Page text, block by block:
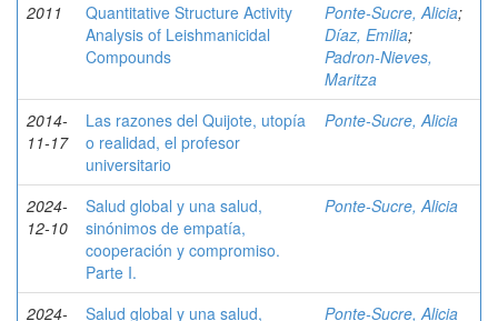
2011
Quantitative Structure Activity
Analysis of Leishmanicidal
Compounds
Ponte-Sucre, Alicia;
Díaz, Emilia;
Padron-Nieves,
Maritza
2014-
11-17
Las razones del Quijote, utopía
o realidad, el profesor
universitario
Ponte-Sucre, Alicia
2024-
12-10
Salud global y una salud,
sinónimos de empatía,
cooperación y compromiso.
Parte I.
Ponte-Sucre, Alicia
2024-
Salud global y una salud,
Ponte-Sucre, Alicia